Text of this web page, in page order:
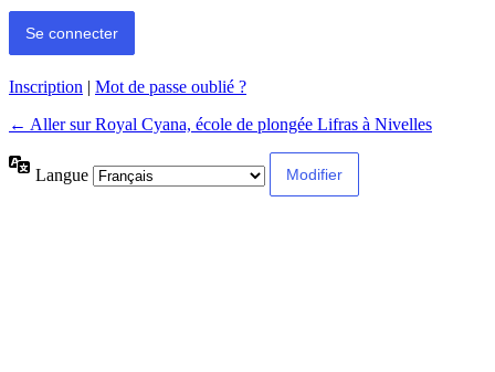
Inscription | Mot de passe oublié ?
← Aller sur Royal Cyana, école de plongée Lifras à Nivelles
Langue